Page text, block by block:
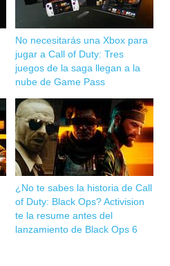
No necesitarás una Xbox para
jugar a Call of Duty: Tres
juegos de la saga llegan a la
nube de Game Pass
¿No te sabes la historia de Call
of Duty: Black Ops? Activision
te la resume antes del
lanzamiento de Black Ops 6